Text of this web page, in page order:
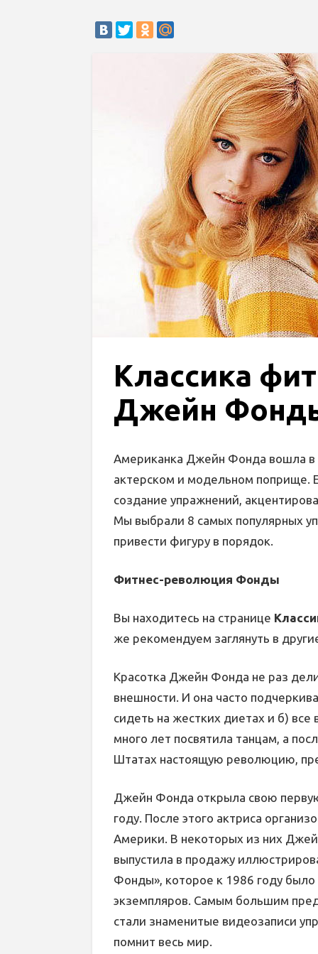
Классика
Джейн
Американка Джейн Фонда вошла в
актерском и модельном поприще.
создание упражнений,
Мы выбрали 8 самых популярных
привести фигуру в порядок.
Фитнес-революция Фонды
Вы находитесь на странице
же рекомендуем заглянуть в
Красотка Джейн Фонда не раз
внешности. И она часто
сидеть на жестких диетах и б)
много лет посвятила танцам, а
Штатах настоящую революцию,
Джейн Фонда открыла свою
году. После этого актриса
Америки. В некоторых из них
выпустила в продажу
Фонды», которое к 1986 году
экземпляров. Самым большим
стали знаменитые видеозаписи
помнит весь мир.